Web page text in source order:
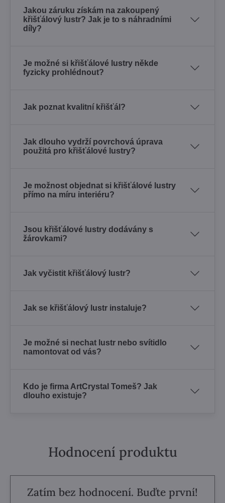
Jakou záruku získám na zakoupený
křišťálový lustr? Jak je to s náhradními
díly?
Je možné si křišťálové lustry někde
fyzicky prohlédnout?
Jak poznat kvalitní křišťál?
Jak dlouho vydrží povrchová úprava
použitá pro křišťálové lustry?
Je možnost objednat si křišťálové lustry
přímo na míru interiéru?
Jsou křišťálové lustry dodávány s
žárovkami?
Jak vyčistit křišťálový lustr?
Jak se křišťálový lustr instaluje?
Je možné si nechat lustr nebo svítidlo
namontovat od vás?
Kdo je firma ArtCrystal Tomeš? Jak
dlouho existuje?
Hodnocení produktu
Zatím bez hodnocení. Buďte první!